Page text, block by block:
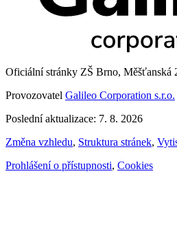
Oficiální stránky ZŠ Brno, Měšťanská
Provozovatel Galileo Corporation s.r.o.
Poslední aktualizace: 7. 8. 2026
Změna vzhledu, Struktura stránek,
Prohlášení o přístupnosti, Cookies